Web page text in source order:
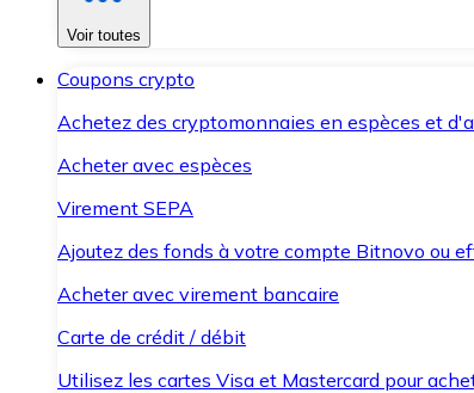
Voir toutes
Coupons crypto
Achetez des cryptomonnaies en espèces et
Acheter avec espèces
Virement SEPA
Ajoutez des fonds à votre compte Bitnovo ou
Acheter avec virement bancaire
Carte de crédit / débit
Utilisez les cartes Visa et Mastercard pour